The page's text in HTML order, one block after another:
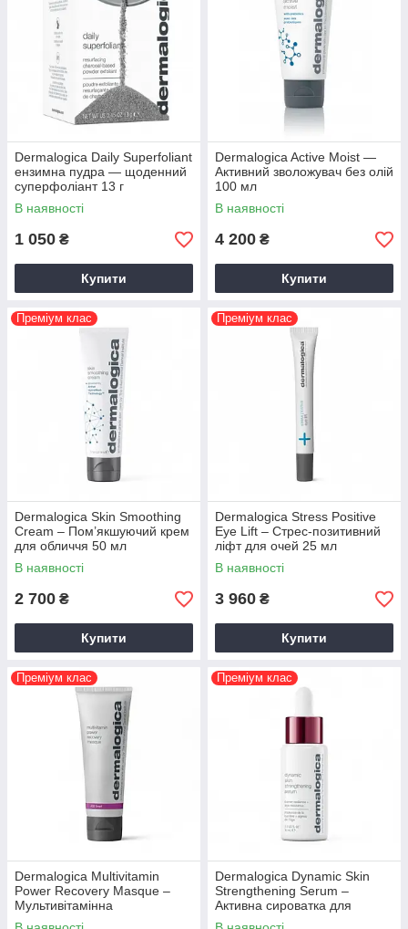
Dermalogica Daily Superfoliant
ензимна пудра — щоденний
суперфоліант 13 г
В наявності
1 050 ₴
Купити
Dermalogica Active Moist —
Активний зволожувач без олій
100 мл
В наявності
4 200 ₴
Купити
Преміум клас
Dermalogica Skin Smoothing
Cream – Пом’якшуючий крем
для обличчя 50 мл
В наявності
2 700 ₴
Купити
Преміум клас
Dermalogica Stress Positive
Eye Lift – Стрес-позитивний
ліфт для очей 25 мл
В наявності
3 960 ₴
Купити
Преміум клас
Dermalogica Multivitamin
Power Recovery Masque –
Мультивітамінна
відновлююча маска 75 мл
Преміум клас
Dermalogica Dynamic Skin
Strengthening Serum –
Активна сироватка для
зміцнення шкіри 30 мл